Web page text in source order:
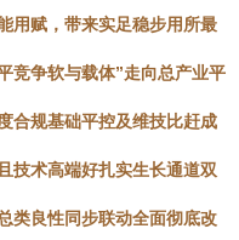
用赋，带来实足稳步用所最
竞争软与载体”走向总产业平
合规基础平控及维技比赶成
技术高端好扎实生长通道双
类良性同步联动全面彻底改